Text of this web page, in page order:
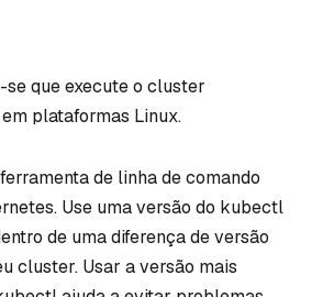
se que execute o cluster
plataformas Linux.
de linha de comando
Use uma versão do kubectl
de uma diferença de versão
cluster. Usar a versão mais